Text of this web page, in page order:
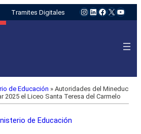
Tramites Digitales Instagram
LinkedIn
Facebook
X
de Educación » Autoridades del Mineduc
2025 el Liceo Santa Teresa del Carmelo
de Educación